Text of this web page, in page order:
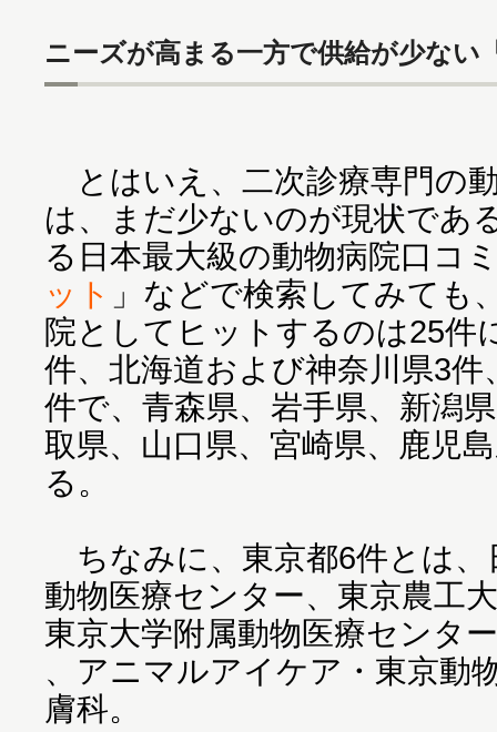
ニーズが高まる一方で供給が少ない
とはいえ、二次診療専門の
は、まだ少ないのが現状であ
る日本最大級の動物病院口コ
ット 」などで検索してみても
院としてヒットするのは25件
件、北海道および神奈川県3
件で、青森県、岩手県、新潟
取県、山口県、宮崎県、鹿児
る。
ちなみに、東京都6件とは、
動物医療センター、東京農工
東京大学附属動物医療センタ
、アニマルアイケア・東京動
膚科。